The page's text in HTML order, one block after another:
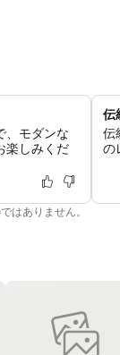
、モダンな
楽しみくだ
伝
伝
の
はありません。